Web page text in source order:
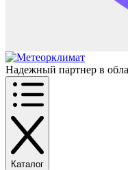
Надежный партнер в
Каталог